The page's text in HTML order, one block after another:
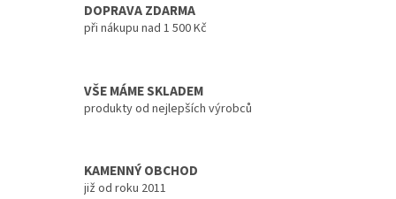
DOPRAVA ZDARMA
při nákupu nad 1 500 Kč
VŠE MÁME SKLADEM
produkty od nejlepších výrobců
KAMENNÝ OBCHOD
již od roku 2011